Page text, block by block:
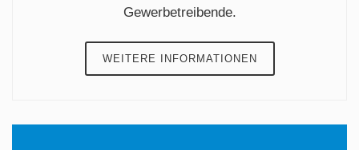
Gewerbetreibende.
WEITERE INFORMATIONEN